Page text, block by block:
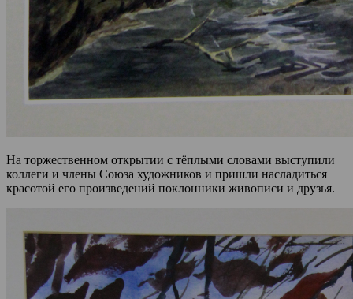
На торжественном открытии с тёплыми словами выступили
коллеги и члены Союза художников и пришли насладиться
красотой его произведений поклонники живописи и друзья.